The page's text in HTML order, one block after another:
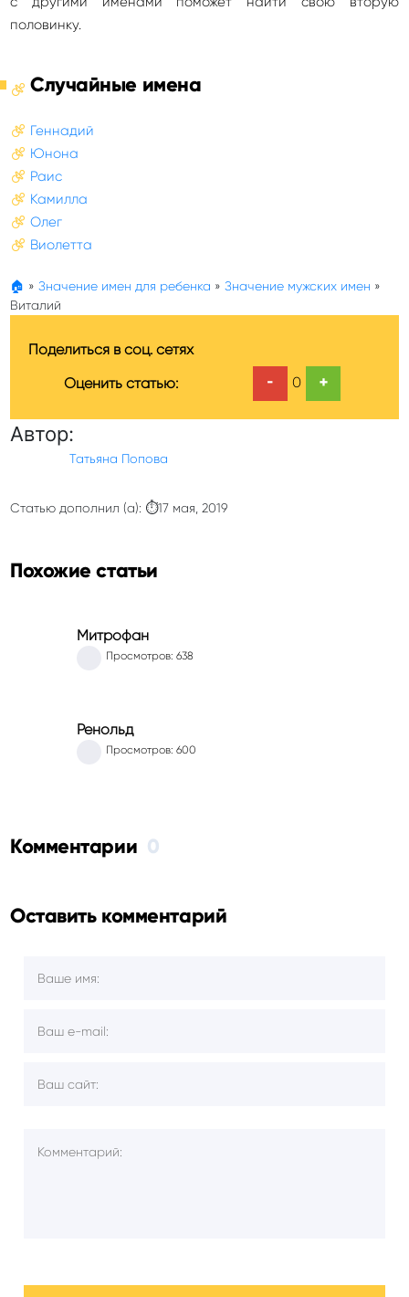
половинку.
Случайные имена
Геннадий
Юнона
Раис
Камилла
Олег
Виолетта
🏠 » Значение имен для ребенка » Значение мужских имен »
Виталий
Поделиться в соц. сетях
Оценить статью:
- 0 +
Автор:
Татьяна Попова
Статью дополнил (а): ⏱17 мая, 2019
Похожие статьи
Митрофан
Просмотров: 638
Ренольд
Просмотров: 600
Комментарии 0
Оставить комментарий